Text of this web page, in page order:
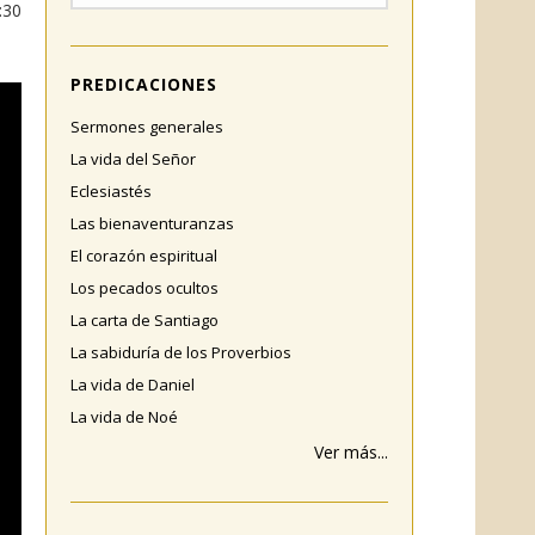
PREDICACIONES
Sermones generales
La vida del Señor
Eclesiastés
Las bienaventuranzas
El corazón espiritual
Los pecados ocultos
La carta de Santiago
La sabiduría de los Proverbios
La vida de Daniel
La vida de Noé
Ver más...